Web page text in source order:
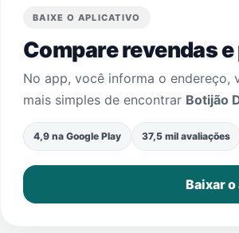
BAIXE O APLICATIVO
Compare revendas
No app, você informa o endereço,
mais simples de encontrar Botijão
4,9 na Google Play 37,5 mil avaliações
Baixar